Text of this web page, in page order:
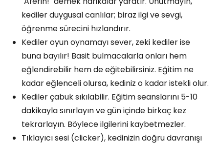
kediler duygusal canlılar; biraz ilgi ve sevgi,
öğrenme sürecini hızlandırır.
Kediler oyun oynamayı sever, zeki kediler ise
buna bayılır! Basit bulmacalarla onları hem
eğlendirebilir hem de eğitebilirsiniz. Eğitim ne
kadar eğlenceli olursa, kediniz o kadar istekli olur.
Kediler çabuk sıkılabilir. Eğitim seanslarını 5-10
dakikayla sınırlayın ve gün içinde birkaç kez
tekrarlayın. Böylece ilgilerini kaybetmezler.
Tıklayıcı sesi (clicker), kedinizin doğru davranışı